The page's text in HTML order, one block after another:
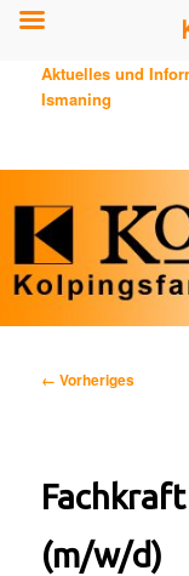
primären
Aktuelles und
Ismaning
Bilder-
← Vorheriges
(m/w/d)